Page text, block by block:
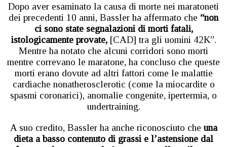
Dopo aver esaminato la causa di morte nei maratoneti
dei precedenti 10 anni, Bassler ha affermato che “non
ci sono state segnalazioni di morti fatali,
istologicamente provate,[CAD] tra gli uomini 42K”.
Mentre ha notato che alcuni corridori sono morti
mentre correvano le maratone, ha concluso che queste
morti erano dovute ad altri fattori come le malattie
cardiache nonatherosclerotic (come la miocardite o
spasmi coronarici), anomalie congenite, ipertermia, o
undertraining.
A suo credito, Bassler ha anche riconosciuto che una
dieta a basso contenuto di grassi e l’astensione dal